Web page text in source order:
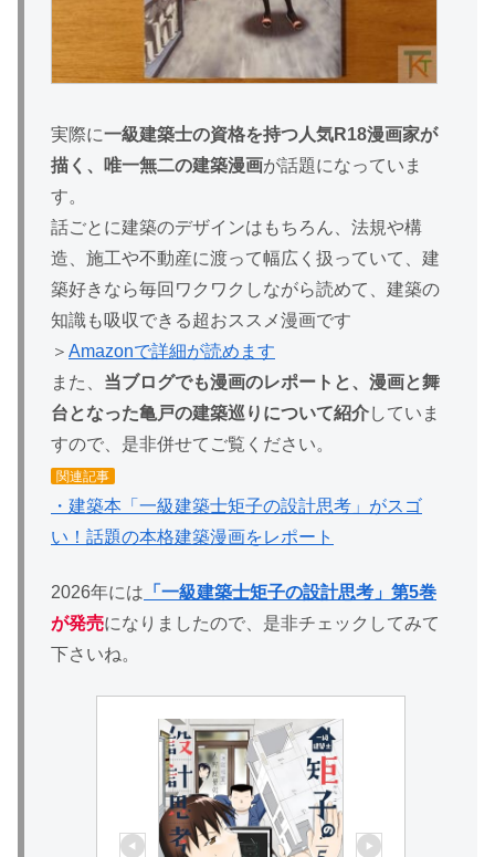
実際に一級建築士の資格を持つ人気R18漫画家が
描く、唯一無二の建築漫画が話題になっていま
す。
話ごとに建築のデザインはもちろん、法規や構
造、施工や不動産に渡って幅広く扱っていて、建
築好きなら毎回ワクワクしながら読めて、建築の
知識も吸収できる超おススメ漫画です
＞ Amazonで詳細が読めます
また、 当ブログでも漫画のレポートと、漫画と舞
台となった亀戸の建築巡りについて紹介していま
すので、是非併せてご覧ください。
関連記事
・建築本「一級建築士矩子の設計思考」がスゴ
い！話題の本格建築漫画をレポート
2026年には 「一級建築士矩子の設計思考」第5巻
が発売になりましたので、是非チェックしてみて
下さいね。